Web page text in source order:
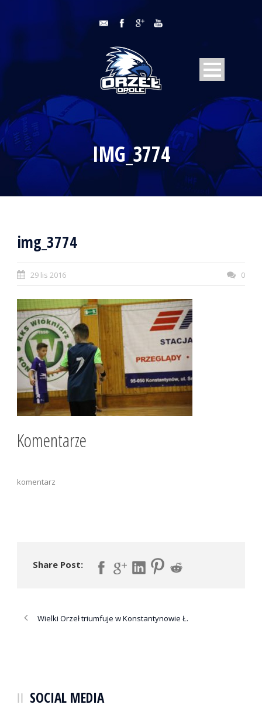
IMG_3774
img_3774
29 lis 2016 0
Komentarze
komentarz
Share Post:
Wielki Orzeł triumfuje w Konstantynowie Ł.
SOCIAL MEDIA